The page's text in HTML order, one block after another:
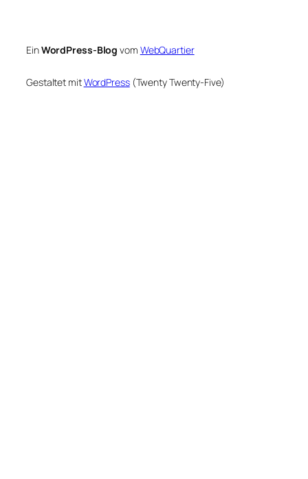
EinWordPress-Blog vom WebQuartier
Gestaltet mitWordPress(Twenty Twenty-Five)